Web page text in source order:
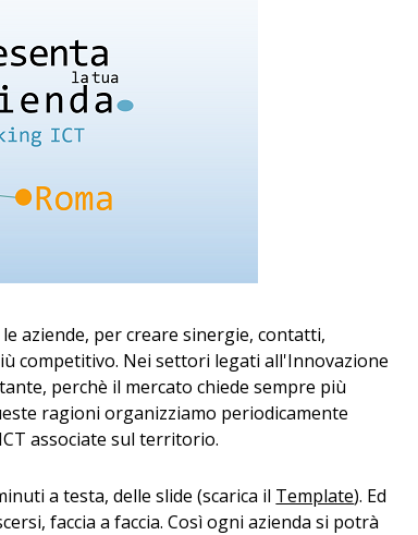
aziende, per creare sinergie, contatti,
competitivo. Nei settori legati all'Innovazione
perchè il mercato chiede sempre più
ragioni organizziamo periodicamente
associate sul territorio.
a testa, delle slide (scarica il Template). Ed
faccia a faccia. Così ogni azienda si potrà